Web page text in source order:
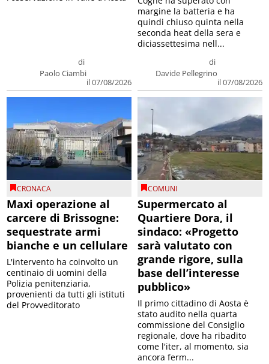
di
Paolo Ciambi
il 07/08/2026
di
Davide Pellegrino
il 07/08/2026
margine la batteria e ha
quindi chiuso quinta nella
seconda heat della sera e
diciassettesima nell...
CRONACA
Maxi operazione al
carcere di Brissogne:
sequestrate armi
bianche e un cellulare
L'intervento ha coinvolto un
centinaio di uomini della
Polizia penitenziaria,
provenienti da tutti gli istituti
del Provveditorato
COMUNI
Supermercato al
Quartiere Dora, il
sindaco: «Progetto
sarà valutato con
grande rigore, sulla
base dell’interesse
pubblico»
Il primo cittadino di Aosta è
stato audito nella quarta
commissione del Consiglio
regionale, dove ha ribadito
come l'iter, al momento, sia
ancora ferm...